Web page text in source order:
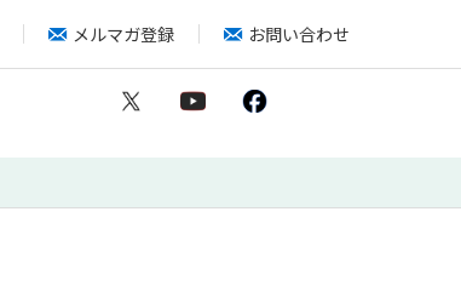
メルマガ登録 お問い合わせ